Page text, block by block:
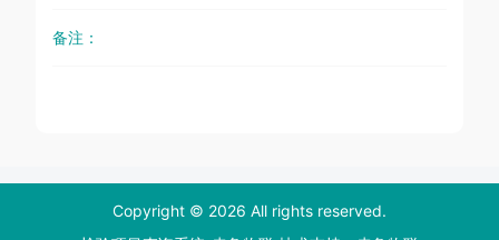
备注：
Copyright © 2026 All rights reserved.